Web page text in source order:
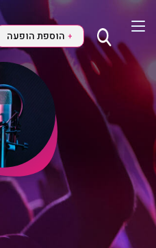
+ הוספת הופעה